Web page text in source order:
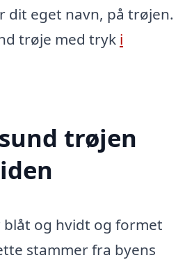
dit eget navn, på trøjen.
trøje med tryk i
trøjen
blåt og hvidt og formet
stammer fra byens